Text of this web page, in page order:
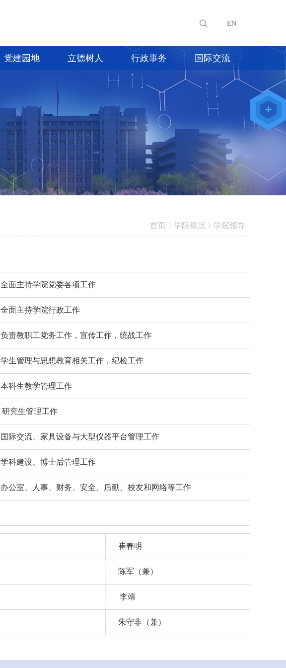
EN
党建园地 立德树人 行政事务 国际交流
首页 学院概况 学院领导
全面主持学院党委各项工作
全面主持学院行政工作
负责教职工党务工作，宣传工作，统战工作
学生管理与思想教育相关工作，纪检工作
本科生教学管理工作
研究生管理工作
国际交流、家具设备与大型仪器平台管理工作
学科建设、博士后管理工作
办公室、人事、财务、安全、后勤、校友和网络等工作
崔春明
陈军（兼）
李靖
朱守非（兼）